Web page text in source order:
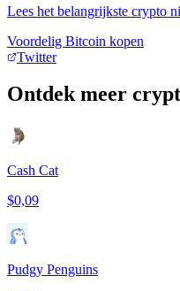
Lees het belangrijkste crypto
Voordelig Bitcoin kopen
Twitter
Ontdek meer
Cash Cat
$0,09
Pudgy Penguins